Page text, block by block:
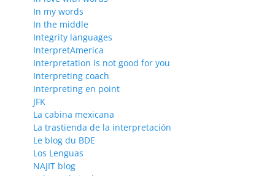
In my words
In the middle
Integrity languages
InterpretAmerica
Interpretation is not good for you
Interpreting coach
Interpreting en point
JFK
La cabina mexicana
La trastienda de la interpretación
Le blog du BDE
Los Lenguas
NAJIT blog